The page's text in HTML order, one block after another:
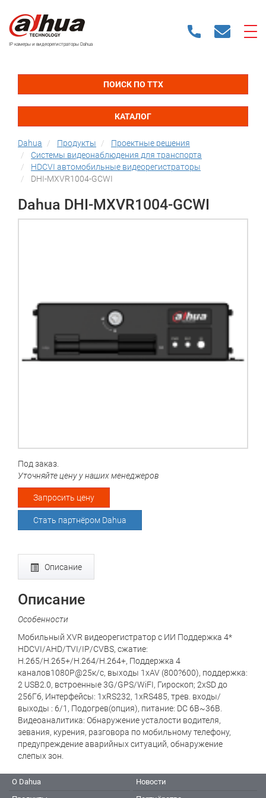
IP камеры и видеорегистраторы Dahua
ПОИСК ПО ТТХ
КАТАЛОГ
Dahua Продукты
Проектные решения
Системы видеонаблюдения для транспорта
HDCVI автомобильные видеорегистраторы
DHI-MXVR1004-GCWI
Dahua DHI-MXVR1004-GCWI
Под заказ.
Уточняйте цену у наших менеджеров
Запросить цену
Стать партнёром Dahua
Описание
Описание
Особенности
Мобильный XVR видеорегистратор c ИИ Поддержка 4*
HDCVI/AHD/TVI/IP/CVBS, сжатие:
H.265/H.265+/H.264/H.264+, Поддержка 4
каналов1080P@25к/с, выходы 1xAV (800?600), поддержка:
2 USB2.0, встроенные 3G/GPS/WiFI, Гироскоп; 2xSD до
256Гб, Интерфейсы: 1xRS232, 1xRS485, трев. входы/
выходы : 6/1, Подогрев(опция), питание: DC 6В~36В.
Видеоаналитика: Обнаружение усталости водителя,
зевания, курения, разговора по мобильному телефону,
предупреждение аварийных ситуаций, обнаружение
слепых зон.
О Dahua
Новости